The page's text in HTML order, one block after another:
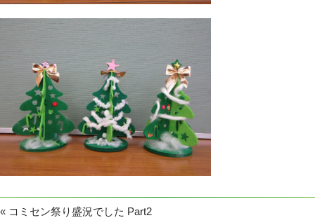
« コミセン祭り盛況でした Part2